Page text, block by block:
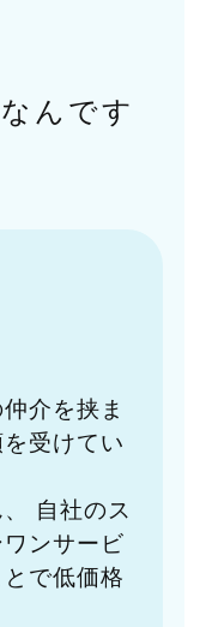
んです
介を挟ま
受けてい
自社のス
ンサービ
で低価格